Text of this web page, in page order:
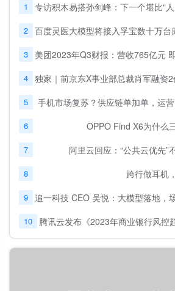
1
2
3
4
5 手机市场复苏？供应链单加单，运
6 OPPO Find X6为什么
7 阿里云回应：“公共云优先”
8 跨行做耳机
9
10